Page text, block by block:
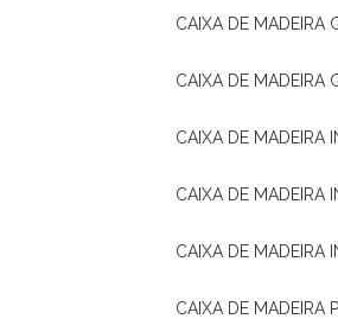
CAIXA DE MADEIRA
CAIXA DE
CAIXA DE
CAIXA DE
CAIXA DE
CAIXA DE MADEIRA